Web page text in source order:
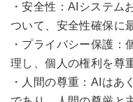
・安全性：AIシステム
ついて、安全性確保に
・プライバシー保護：
理し、個人の権利を尊
・人間の尊重：AIはあ